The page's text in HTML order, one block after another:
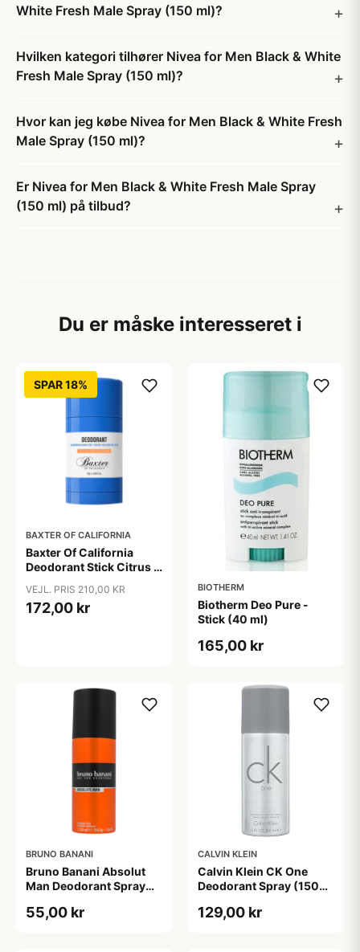
White Fresh Male Spray (150 ml)?
Hvilken kategori tilhører Nivea for Men Black & White
Fresh Male Spray (150 ml)?
Hvor kan jeg købe Nivea for Men Black & White Fresh
Male Spray (150 ml)?
Er Nivea for Men Black & White Fresh Male Spray
(150 ml) på tilbud?
Du er måske interesseret i
SPAR 18%
BAXTER OF CALIFORNIA
Baxter Of California
Deodorant Stick Citrus &
VEJL. PRIS 210,00 KR
172,00 kr
BIOTHERM
Biotherm Deo Pure -
Stick (40 ml)
165,00 kr
BRUNO BANANI
Bruno Banani Absolut
Man Deodorant Spray
55,00 kr
CALVIN KLEIN
Calvin Klein CK One
Deodorant Spray (150
129,00 kr